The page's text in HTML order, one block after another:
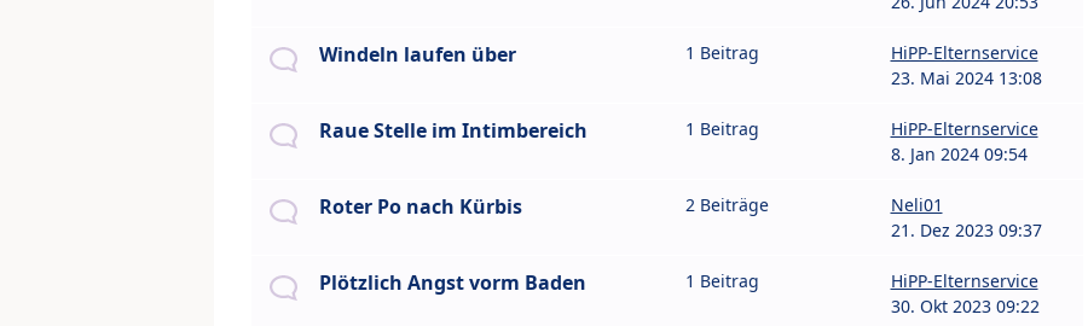
Windeln laufen über 1 Beitrag
HiPP-Elternservice
23. Mai 2024 13:08
Raue Stelle im Intimbereich 1 Beitrag
HiPP-Elternservice
8. Jan 2024 09:54
Roter Po nach Kürbis 2 Beiträge
Neli01
21. Dez 2023 09:37
Plötzlich Angst vorm Baden 1 Beitrag
HiPP-Elternservice
30. Okt 2023 09:22